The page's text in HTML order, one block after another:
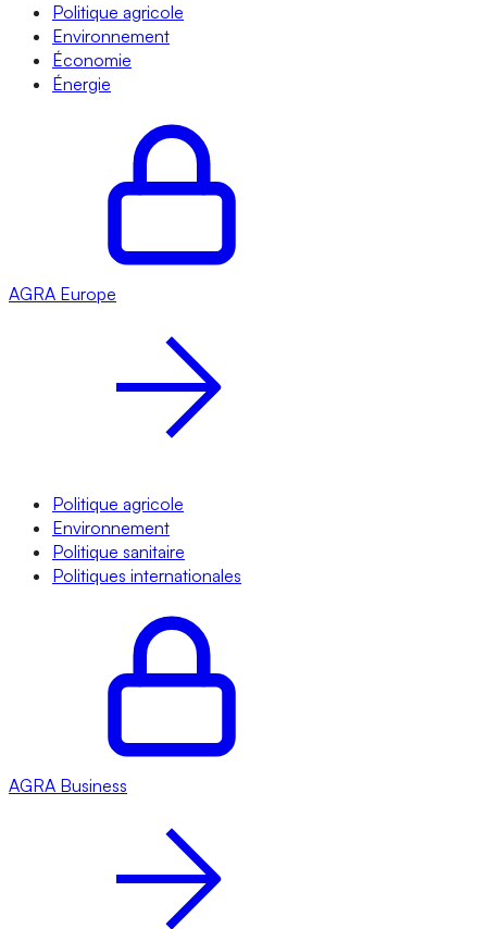
Politique agricole
Environnement
Économie
Énergie
AGRA Europe
Politique agricole
Environnement
Politique sanitaire
Politiques internationales
AGRA Business